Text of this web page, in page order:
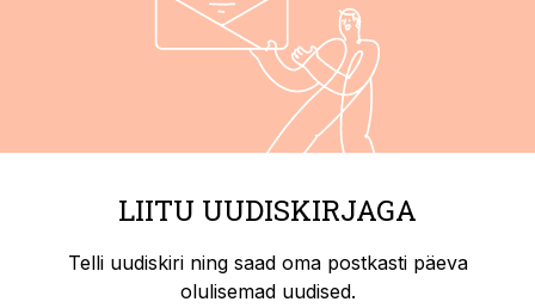
LIITU UUDISKIRJAGA
Telli uudiskiri ning saad oma postkasti päeva
olulisemad uudised.